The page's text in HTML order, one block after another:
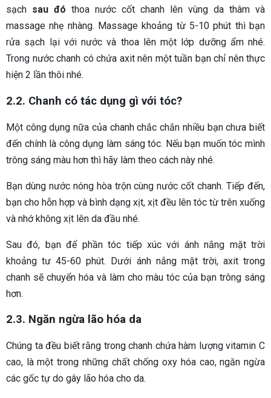
sạch sau đó thoa nước cốt chanh lên vùng da thâm và
massage nhẹ nhàng. Massage khoảng từ 5-10 phút thì bạn
rửa sạch lại với nước và thoa lên một lớp dưỡng ẩm nhé.
Trong nước chanh có chứa axit nên một tuần bạn chỉ nên thực
hiện 2 lần thôi nhé.
2.2. Chanh có tác dụng gì với tóc?
Một công dụng nữa của chanh chắc chắn nhiều bạn chưa biết
đến chính là công dụng làm sáng tóc. Nếu bạn muốn tóc mình
trông sáng màu hơn thì hãy làm theo cách này nhé.
Bạn dùng nước nóng hòa trộn cùng nước cốt chanh. Tiếp đến,
bạn cho hỗn hợp và bình dạng xịt, xịt đều lên tóc từ trên xuống
và nhớ không xịt lên da đầu nhé.
Sau đó, bạn để phần tóc tiếp xúc với ánh nắng mặt trời
khoảng tư 45-60 phút. Dưới ánh nắng mặt trời, axit trong
chanh sẽ chuyển hóa và làm cho màu tóc của bạn trông sáng
hơn.
2.3. Ngăn ngừa lão hóa da
Chúng ta đều biết rằng trong chanh chứa hàm lượng vitamin C
cao, là một trong những chất chống oxy hóa cao, ngăn ngừa
các gốc tự do gây lão hóa cho da.